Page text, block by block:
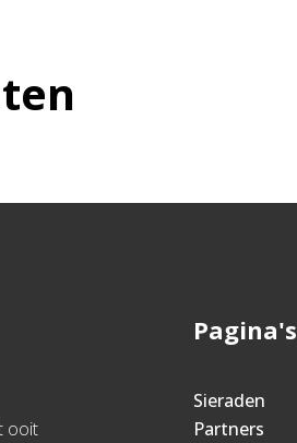
ooit
Pagina's
Sieraden
Partners